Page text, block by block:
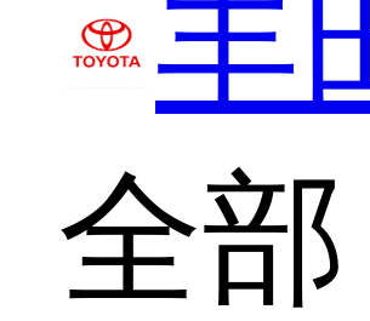
丰
全部